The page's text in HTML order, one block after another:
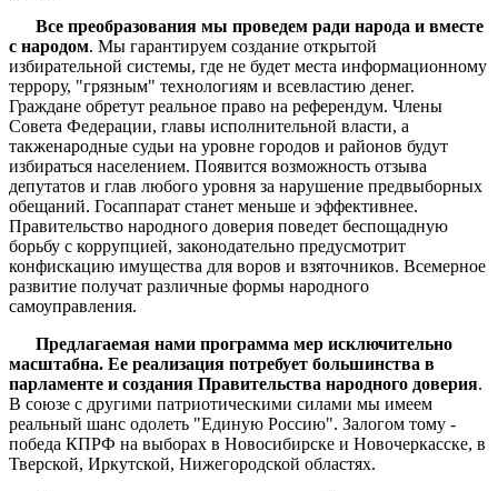
Все преобразования мы проведем ради народа и вместе
с народом. Мы гарантируем создание открытой
избирательной системы, где не будет места информационному
террору, "грязным" технологиям и всевластию денег.
Граждане обретут реальное право на референдум. Члены
Совета Федерации, главы исполнительной власти, а
такженародные судьи на уровне городов и районов будут
избираться населением. Появится возможность отзыва
депутатов и глав любого уровня за нарушение предвыборных
обещаний. Госаппарат станет меньше и эффективнее.
Правительство народного доверия поведет беспощадную
борьбу с коррупцией, законодательно предусмотрит
конфискацию имущества для воров и взяточников. Всемерное
развитие получат различные формы народного
самоуправления.
Предлагаемая нами программа мер исключительно
масштабна. Ее реализация потребует большинства в
парламенте и создания Правительства народного доверия.
В союзе с другими патриотическими силами мы имеем
реальный шанс одолеть "Единую Россию". Залогом тому -
победа КПРФ на выборах в Новосибирске и Новочеркасске, в
Тверской, Иркутской, Нижегородской областях.